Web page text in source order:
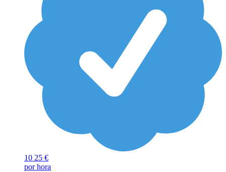
10 25 €
por hora